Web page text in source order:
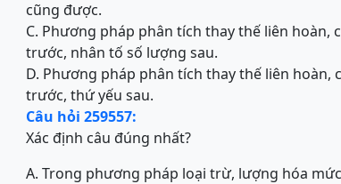
cũng được.
C. Phương pháp phân tích thay thế liên
trước, nhân tố số lượng sau.
D. Phương pháp phân tích thay thế liên
trước, thứ yếu sau.
Câu hỏi 259557:
Xác định câu đúng nhất?
A. Trong phương pháp loại trừ, lượng hóa